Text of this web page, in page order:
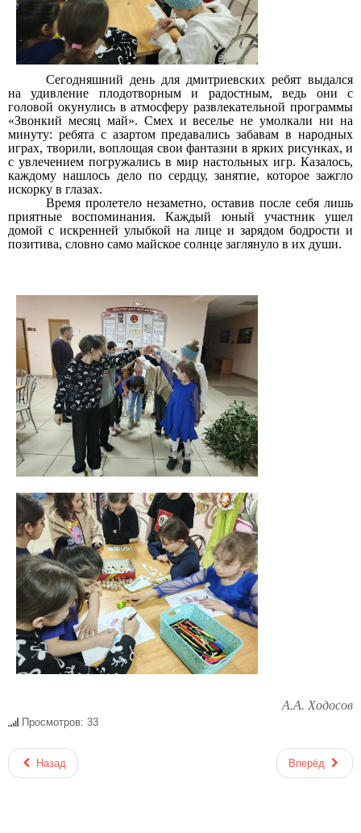
Сегодняшний день для дмитриевских ребят выдался
на удивление плодотворным и радостным, ведь они с
головой окунулись в атмосферу развлекательной программы
«Звонкий месяц май». Смех и веселье не умолкали ни на
минуту: ребята с азартом предавались забавам в народных
играх, творили, воплощая свои фантазии в ярких рисунках, и
с увлечением погружались в мир настольных игр. Казалось,
каждому нашлось дело по сердцу, занятие, которое зажгло
искорку в глазах.
Время пролетело незаметно, оставив после себя лишь
приятные воспоминания. Каждый юный участник ушел
домой с искренней улыбкой на лице и зарядом бодрости и
позитива, словно само майское солнце заглянуло в их души.
А.А. Ходосов
Просмотров: 33
Назад Вперёд